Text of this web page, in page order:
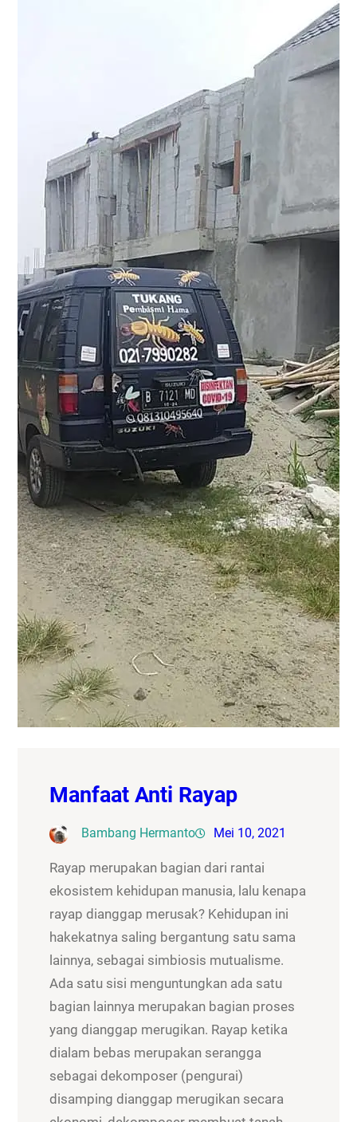
Manfaat Anti Rayap
Bambang Hermanto Mei 10, 2021
Rayap merupakan bagian dari rantai
ekosistem kehidupan manusia, lalu kenapa
rayap dianggap merusak? Kehidupan ini
hakekatnya saling bergantung satu sama
lainnya, sebagai simbiosis mutualisme.
Ada satu sisi menguntungkan ada satu
bagian lainnya merupakan bagian proses
yang dianggap merugikan. Rayap ketika
dialam bebas merupakan serangga
sebagai dekomposer (pengurai)
disamping dianggap merugikan secara